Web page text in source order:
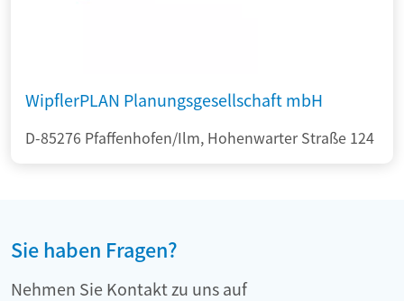
WipflerPLAN Planungsgesellschaft mbH
D-85276 Pfaffenhofen/Ilm, Hohenwarter Straße 124
Sie haben Fragen?
Nehmen Sie Kontakt zu uns auf